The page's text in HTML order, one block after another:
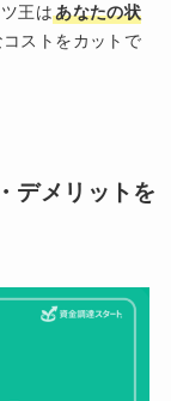
王はあなたの状
ストをカットで
デメリットを